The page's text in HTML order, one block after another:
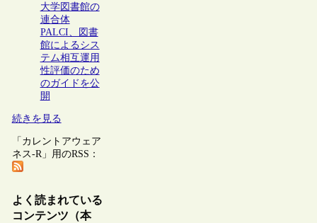
大学図書館の
連合体
PALCI、図書
館によるシス
テム相互運用
性評価のため
のガイドを公
開
続きを見る
「カレントアウェア
ネス-R」用のRSS：
よく読まれている
コンテンツ（本